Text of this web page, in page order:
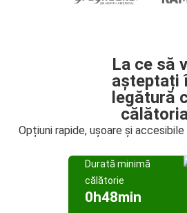
La ce să
așteptați
legătură
Opțiuni rapide, ușoare și accesibile
Durată minimă
călătorie
0h48min